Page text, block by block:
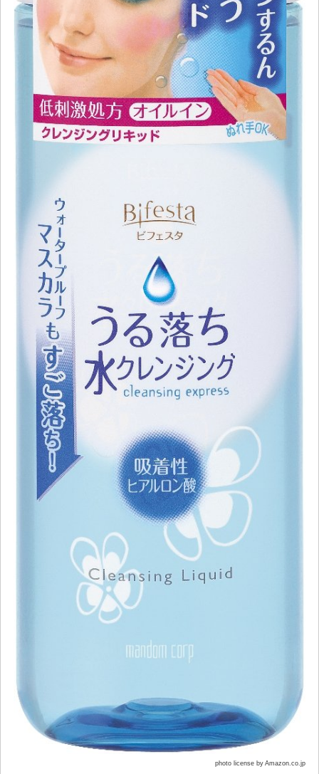
photo license by Amazon.co.jp